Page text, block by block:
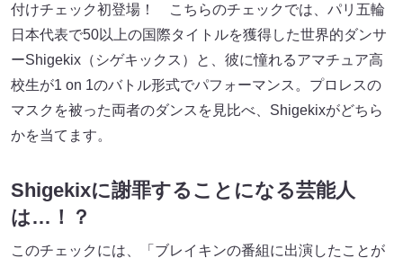
付けチェック初登場！ こちらのチェックでは、パリ五輪
日本代表で50以上の国際タイトルを獲得した世界的ダンサ
ーShigekix（シゲキックス）と、彼に憧れるアマチュア高
校生が1 on 1のバトル形式でパフォーマンス。プロレスの
マスクを被った両者のダンスを見比べ、Shigekixがどちら
かを当てます。
Shigekixに謝罪することになる芸能人
は…！？
このチェックには、「ブレイキンの番組に出演したことが